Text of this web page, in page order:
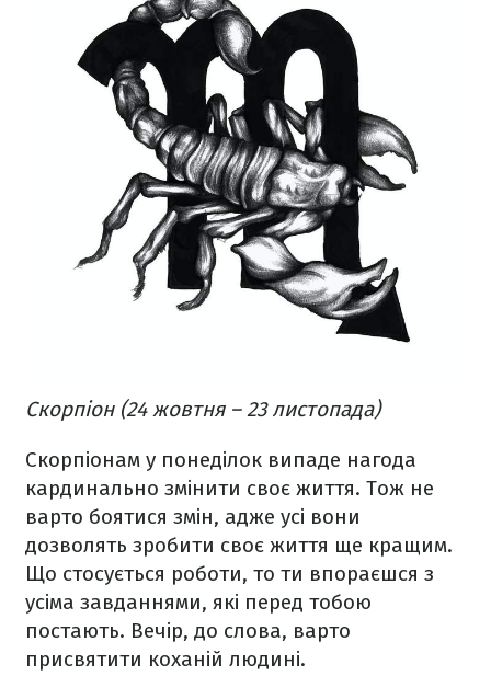
Скорпіон (24 жовтня – 23 листопада)
Скорпіонам у понеділок випаде нагода
кардинально змінити своє життя. Тож не
варто боятися змін, адже усі вони
дозволять зробити своє життя ще кращим.
Що стосується роботи, то ти впораєшся з
усіма завданнями, які перед тобою
постають. Вечір, до слова, варто
присвятити коханій людині.